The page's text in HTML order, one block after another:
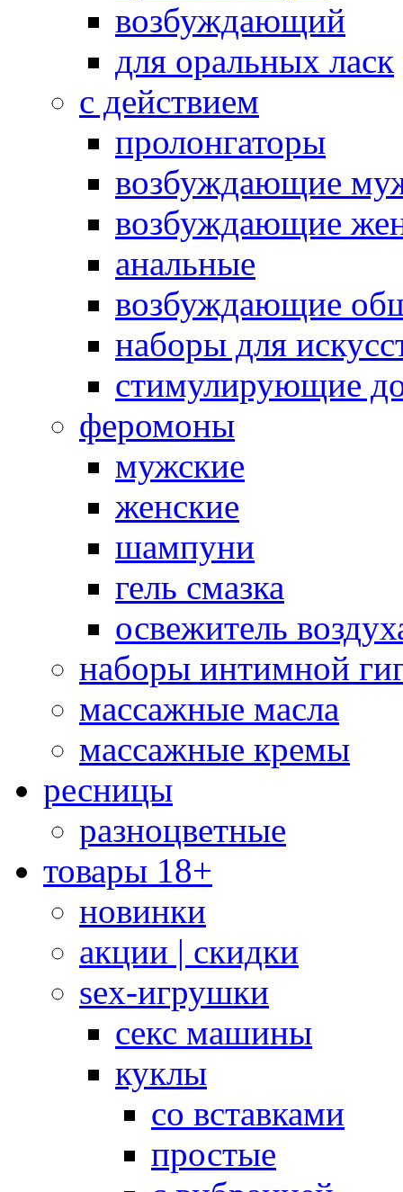
возбуждающий
для оральных ласк
с действием
пролонгаторы
возбуждающие
возбуждающие
анальные
возбуждающие
наборы для
стимулирующие
феромоны
мужские
женские
шампуни
гель смазка
освежитель
наборы интимной
массажные масла
массажные кремы
ресницы
разноцветные
товары 18+
новинки
акции | скидки
sex-игрушки
секс машины
куклы
со вставками
простые